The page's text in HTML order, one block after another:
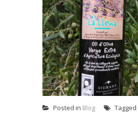
Posted in Blog Tagged